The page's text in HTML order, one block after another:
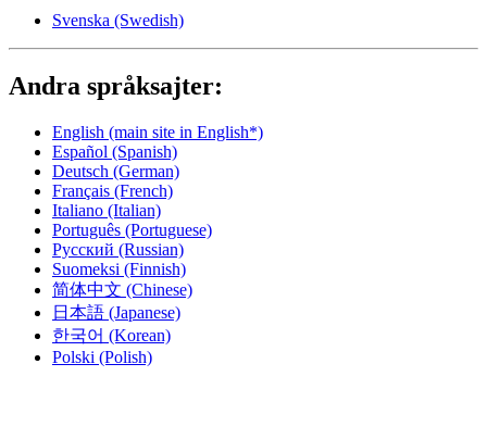
Svenska (Swedish)
Andra språksajter:
English (main site in English*)
Español (Spanish)
Deutsch (German)
Français (French)
Italiano (Italian)
Português (Portuguese)
Русский (Russian)
Suomeksi (Finnish)
简体中文 (Chinese)
日本語 (Japanese)
한국어 (Korean)
Polski (Polish)